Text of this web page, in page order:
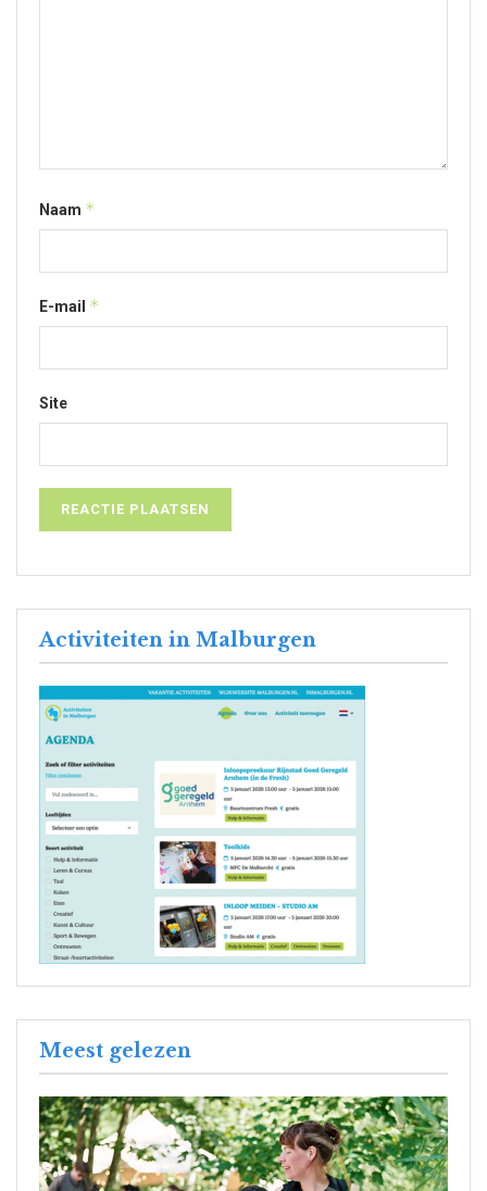
Naam *
E-mail *
Site
Activiteiten in Malburgen
Meest gelezen